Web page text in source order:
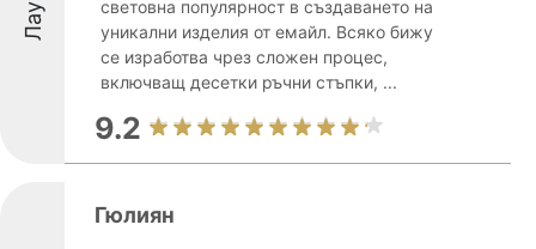
световна популярност в създаването на
уникални изделия от емайл. Всяко бижу
се изработва чрез сложен процес,
включващ десетки ръчни стъпки, ...
9.2
Гюлиян